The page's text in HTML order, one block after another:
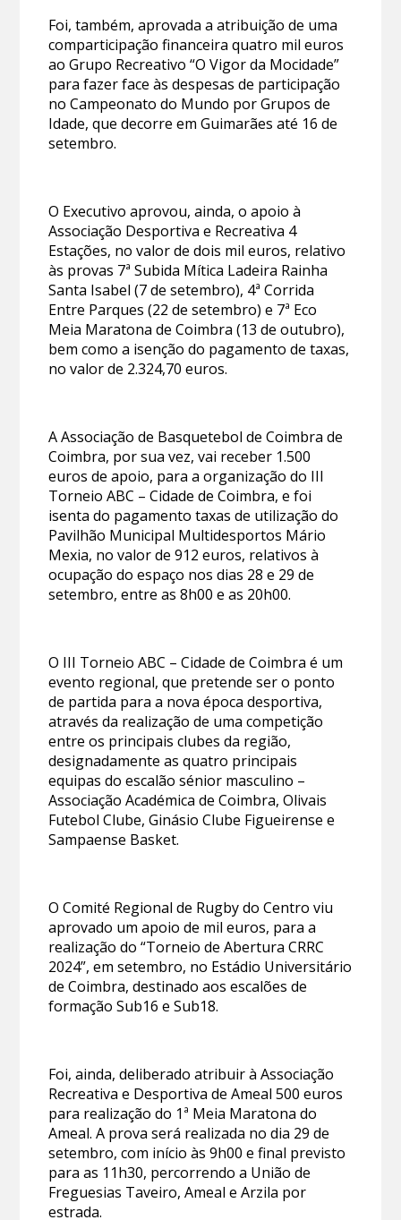
Foi, também, aprovada a atribuição de uma
comparticipação financeira quatro mil euros
ao Grupo Recreativo “O Vigor da Mocidade”
para fazer face às despesas de participação
no Campeonato do Mundo por Grupos de
Idade, que decorre em Guimarães até 16 de
setembro.
O Executivo aprovou, ainda, o apoio à
Associação Desportiva e Recreativa 4
Estações, no valor de dois mil euros, relativo
às provas 7ª Subida Mítica Ladeira Rainha
Santa Isabel (7 de setembro), 4ª Corrida
Entre Parques (22 de setembro) e 7ª Eco
Meia Maratona de Coimbra (13 de outubro),
bem como a isenção do pagamento de taxas,
no valor de 2.324,70 euros.
A Associação de Basquetebol de Coimbra de
Coimbra, por sua vez, vai receber 1.500
euros de apoio, para a organização do III
Torneio ABC – Cidade de Coimbra, e foi
isenta do pagamento taxas de utilização do
Pavilhão Municipal Multidesportos Mário
Mexia, no valor de 912 euros, relativos à
ocupação do espaço nos dias 28 e 29 de
setembro, entre as 8h00 e as 20h00.
O III Torneio ABC – Cidade de Coimbra é um
evento regional, que pretende ser o ponto
de partida para a nova época desportiva,
através da realização de uma competição
entre os principais clubes da região,
designadamente as quatro principais
equipas do escalão sénior masculino –
Associação Académica de Coimbra, Olivais
Futebol Clube, Ginásio Clube Figueirense e
Sampaense Basket.
O Comité Regional de Rugby do Centro viu
aprovado um apoio de mil euros, para a
realização do “Torneio de Abertura CRRC
2024”, em setembro, no Estádio Universitário
de Coimbra, destinado aos escalões de
formação Sub16 e Sub18.
Foi, ainda, deliberado atribuir à Associação
Recreativa e Desportiva de Ameal 500 euros
para realização do 1ª Meia Maratona do
Ameal. A prova será realizada no dia 29 de
setembro, com início às 9h00 e final previsto
para as 11h30, percorrendo a União de
Freguesias Taveiro, Ameal e Arzila por
estrada.